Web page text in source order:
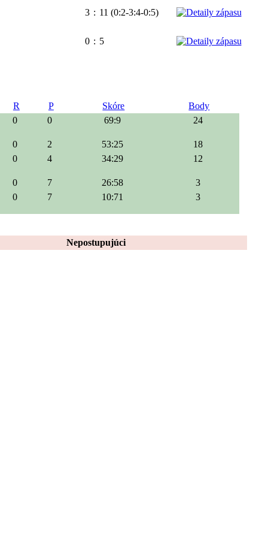
3 : 11 (0:2-3:4-0:5)
0 : 5
R P Skóre
Body
0 0 69:9 24
0 2 53:25
18
0 4 34:29 12
0 7 26:58
3
0 7 10:71 3
Nepostupujúci